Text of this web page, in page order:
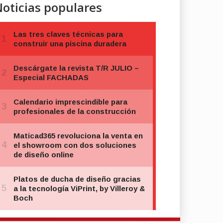
populares